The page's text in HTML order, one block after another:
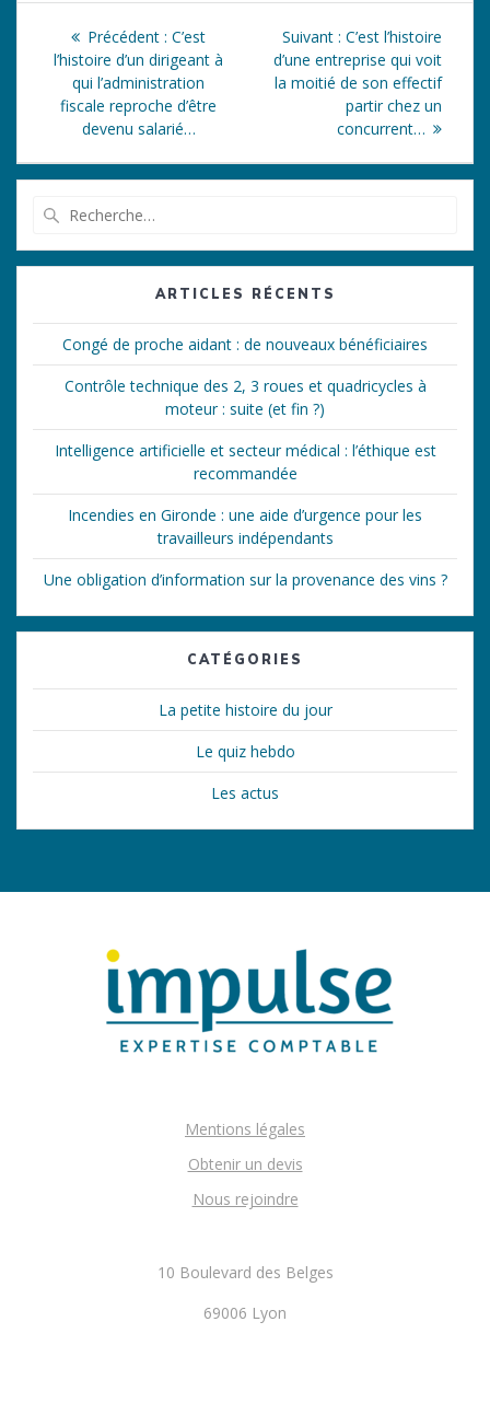
Navigation
l’article
Précédent : Article
précédent
:
C’est
l’histoire d’un dirigeant à
qui l’administration
fiscale reproche d’être
devenu salarié…
Suivant : Article
suivant
:
C’est l’histoire
d’une entreprise qui voit
la moitié de son effectif
partir chez un
concurrent…
:
ARTICLES RÉCENTS
Congé de proche aidant : de nouveaux bénéficiaires
Contrôle technique des 2, 3 roues et quadricycles à
moteur : suite (et fin ?)
Intelligence artificielle et secteur médical : l’éthique est
recommandée
Incendies en Gironde : une aide d’urgence pour les
travailleurs indépendants
Une obligation d’information sur la provenance des vins ?
CATÉGORIES
La petite histoire du jour
Le quiz hebdo
Les actus
Mentions légales
Obtenir un devis
Nous rejoindre
10 Boulevard des Belges
69006 Lyon